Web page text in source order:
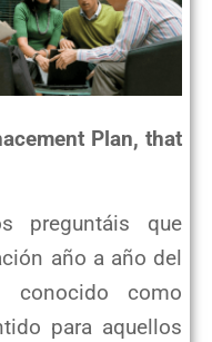
Plan, that
preguntáis que
año a año del
conocido como
para aquellos